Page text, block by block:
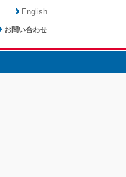
お問い合わせ
English